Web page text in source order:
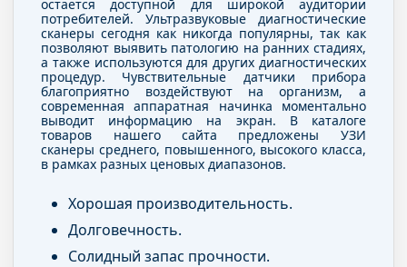
остается доступной для широкой аудитории
потребителей. Ультразвуковые диагностические
сканеры сегодня как никогда популярны, так как
позволяют выявить патологию на ранних стадиях,
а также используются для других диагностических
процедур. Чувствительные датчики прибора
благоприятно воздействуют на организм, а
современная аппаратная начинка моментально
выводит информацию на экран. В каталоге
товаров нашего сайта предложены УЗИ
сканеры среднего, повышенного, высокого класса,
в рамках разных ценовых диапазонов.
Хорошая производительность.
Долговечность.
Солидный запас прочности.